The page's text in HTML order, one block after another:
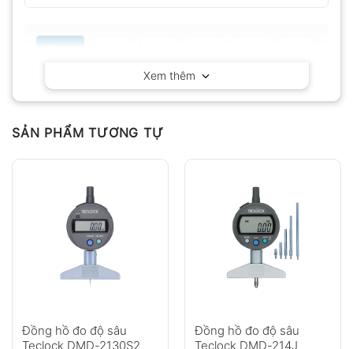
Có ảnh
Chưa có đánh giá nào.
Xem thêm
SẢN PHẨM TƯƠNG TỰ
Đồng hồ đo độ sâu
Teclock DMD-2130S2
Đồng hồ đo độ sâu
Teclock DMD-214J